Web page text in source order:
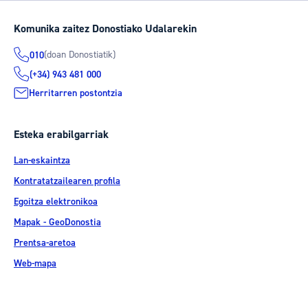
Komunika zaitez Donostiako Udalarekin
010(doan Donostiatik)
(+34) 943 481 000
Herritarren postontzia
Esteka erabilgarriak
Lan-eskaintza
Kontratatzailearen profila
Egoitza elektronikoa
Mapak - GeoDonostia
Prentsa-aretoa
Web-mapa